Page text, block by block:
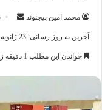
محمد امین بیجنوند
آخرین به روز رسانی: 23 ژانویه 2024
خواندن این مطلب 1 دقیقه زمان میبرد